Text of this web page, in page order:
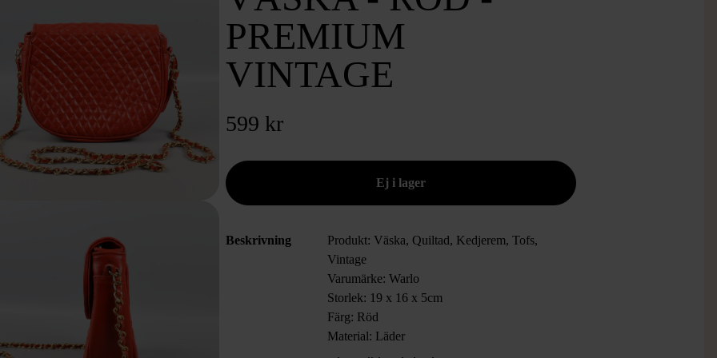
PREMIUM
VINTAGE
599 kr
Beskrivning
Produkt: Väska, Quiltad, Kedjerem, Tofs,
Vintage
Varumärke: Warlo
Storlek: 19 x 16 x 5cm
Färg: Röd
Material: Läder
Skick: Mycket gott skick